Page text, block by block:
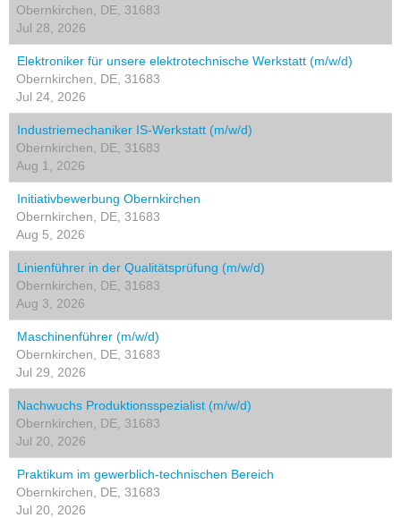
Obernkirchen, DE, 31683
Jul 28, 2026
Elektroniker für unsere elektrotechnische Werkstatt (m/w/d)
Obernkirchen, DE, 31683
Jul 24, 2026
Industriemechaniker IS-Werkstatt (m/w/d)
Obernkirchen, DE, 31683
Aug 1, 2026
Initiativbewerbung Obernkirchen
Obernkirchen, DE, 31683
Aug 5, 2026
Linienführer in der Qualitätsprüfung (m/w/d)
Obernkirchen, DE, 31683
Aug 3, 2026
Maschinenführer (m/w/d)
Obernkirchen, DE, 31683
Jul 29, 2026
Nachwuchs Produktionsspezialist (m/w/d)
Obernkirchen, DE, 31683
Jul 20, 2026
Praktikum im gewerblich-technischen Bereich
Obernkirchen, DE, 31683
Jul 20, 2026